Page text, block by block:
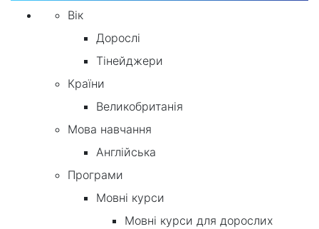
Вік
Дорослі
Тінейджери
Країни
Великобританія
Мова навчання
Англійська
Програми
Мовні курси
Мовні курси для дорослих